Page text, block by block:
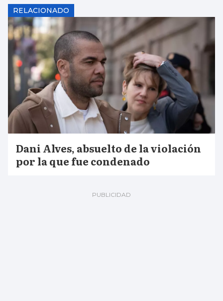
RELACIONADO
Dani Alves, absuelto de la violación
por la que fue condenado